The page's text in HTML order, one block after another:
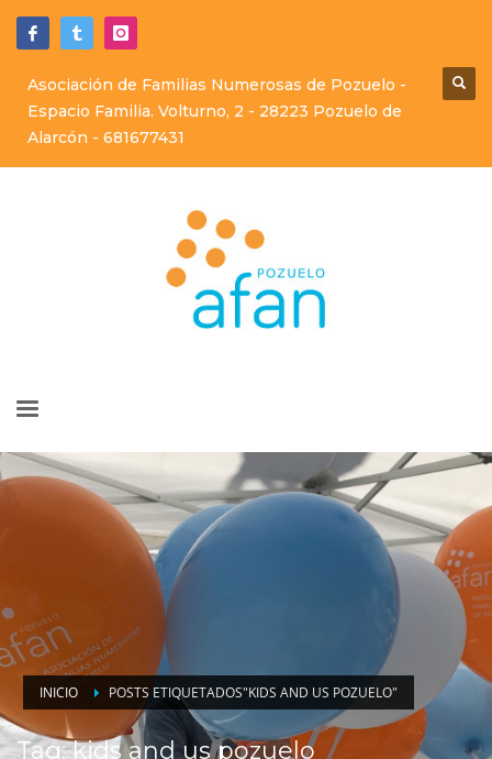
Asociación de Familias Numerosas de Pozuelo -
Espacio Familia. Volturno, 2 - 28223 Pozuelo de
Alarcón - 681677431
INICIO POSTS ETIQUETADOS"KIDS AND US POZUELO"
Tag: kids and us pozuelo